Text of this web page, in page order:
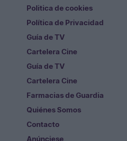
Politica de cookies
Política de Privacidad
Guía de TV
Cartelera Cine
Guía de TV
Cartelera Cine
Farmacias de Guardia
Quiénes Somos
Contacto
Anúnciese